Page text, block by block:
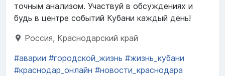
точным анализом. Участвуй в обсуждениях и
будь в центре событий Кубани каждый день!
Россия, Краснодарский край
#аварии #городской_жизнь #жизнь_кубани
#краснодар_онлайн #новости_краснодара